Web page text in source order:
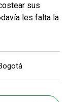
sus
les falta la